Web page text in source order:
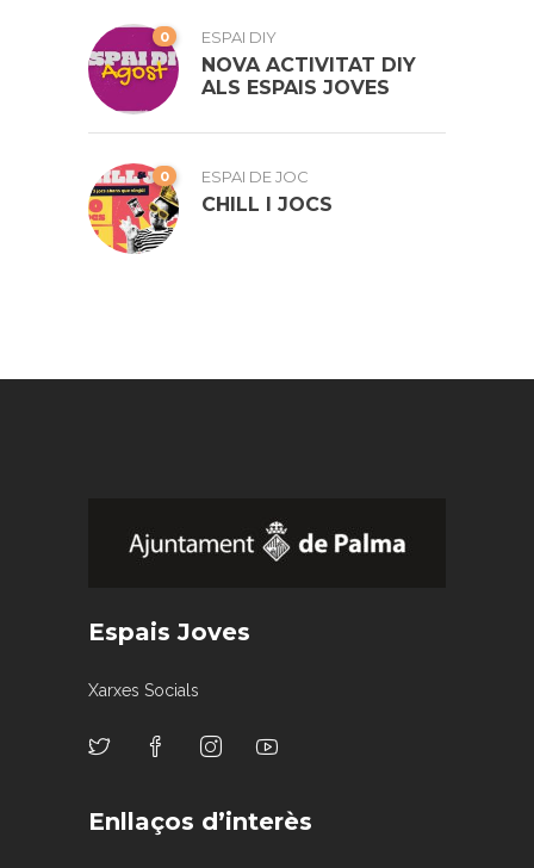
0 ESPAI DIY
NOVA ACTIVITAT DIY
ALS ESPAIS JOVES
0 ESPAI DE JOC
CHILL I JOCS
Espais Joves
Xarxes Socials
Enllaços d’interès